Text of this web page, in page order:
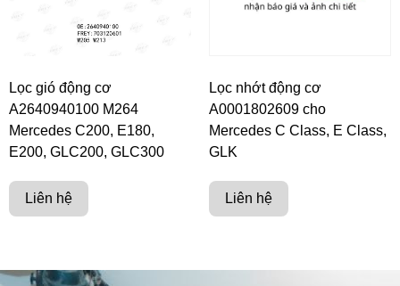
Lọc gió động cơ
A2640940100 M264
Mercedes C200, E180,
E200, GLC200, GLC300
Liên hệ
Lọc nhớt động cơ
A0001802609 cho
Mercedes C Class, E Class,
GLK
Liên hệ